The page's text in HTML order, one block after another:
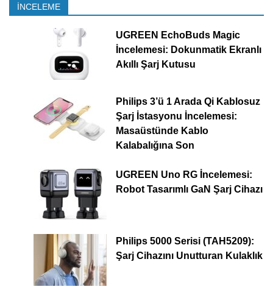
İNCELEME
UGREEN EchoBuds Magic
İncelemesi: Dokunmatik Ekranlı
Akıllı Şarj Kutusu
Philips 3’ü 1 Arada Qi Kablosuz
Şarj İstasyonu İncelemesi:
Masaüstünde Kablo
Kalabalığına Son
UGREEN Uno RG İncelemesi:
Robot Tasarımlı GaN Şarj Cihazı
Philips 5000 Serisi (TAH5209):
Şarj Cihazını Unutturan Kulaklık